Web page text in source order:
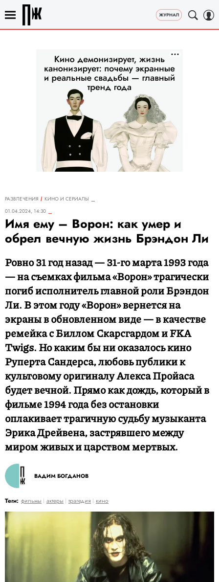
РАЗВЛЕЧЕНИЯ
КИНО И СЕРИАЛЫ
01.04.2024, 14:30
Имя ему – Ворон: как умер и
обрел вечную жизнь Брэндон Ли
Ровно 31 год назад — 31-го марта 1993 года
— на съемках фильма «Ворон» трагически
погиб исполнитель главной роли Брэндон
Ли. В этом году «Ворон» вернется на
экраны в обновленном виде — в качестве
ремейка с Биллом Скарсгардом и FKA
Twigs. Но каким бы ни оказалось кино
Руперта Сандерса, любовь публики к
культовому оригиналу Алекса Пройаса
будет вечной. Прямо как дождь, который в
фильме 1994 года без остановки
оплакивает трагичную судьбу музыканта
Эрика Дрейвена, застрявшего между
миром живых и царством мертвых.
ВАДИМ БОГДАНОВ
Теги: фильмы актеры трагедия кино